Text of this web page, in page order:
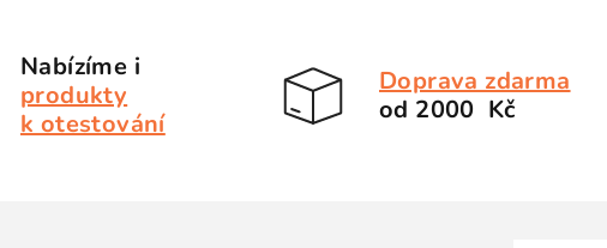
Nabízíme i
produkty
k otestování
Doprava zdarma
od 2000 Kč